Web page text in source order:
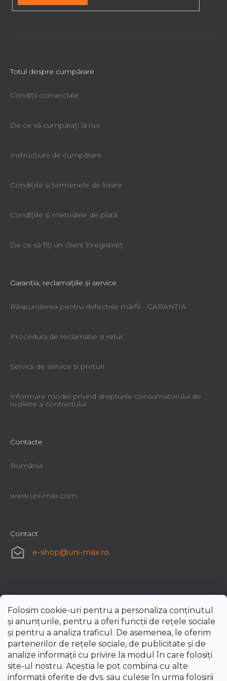
Folosim cookie-uri pentru a personaliza conținutul
și anunțurile, pentru a oferi funcții de rețele sociale
și pentru a analiza traficul. De asemenea, le oferim
partenerilor de rețele sociale, de publicitate și de
analize informații cu privire la modul în care folosiți
site-ul nostru. Aceștia le pot combina cu alte
informații oferite de dvs. sau culese în urma folosirii
Totul despre cumpărare
Condiții comerciale
De ce să cumpăraţi la noi
Instrucțiuni de cumpărare
Condiţiile şi termenele de livrare
Condiţiile şi metodele de plată
De ce să fiţi un client înregistratţ
Garanţia, reclamaţiile şi service
Răspunderea pentru defectele mărfii - GARANŢIA
Procedura de reclamatie si retur
Servicii de service şi preţuri
Informare model privind drepturile consumatorului de
reziliere a contractului
Contacte
România
www.uni-max.com
Contact
e-shop@uni-max.ro